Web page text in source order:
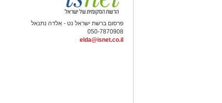
פרסום ברשת ישראל נט - אלדה נתנאל
050-7870908
elda@isnet.co.il